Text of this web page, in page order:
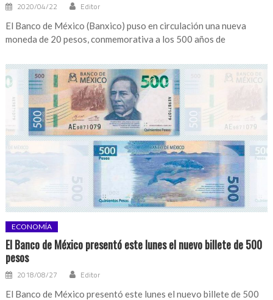
2020/04/22 Editor
El Banco de México (Banxico) puso en circulación una nueva
moneda de 20 pesos, conmemorativa a los 500 años de
ECONOMÍA
El Banco de México presentó este lunes el nuevo billete de 500
pesos
2018/08/27 Editor
El Banco de México presentó este lunes el nuevo billete de 500